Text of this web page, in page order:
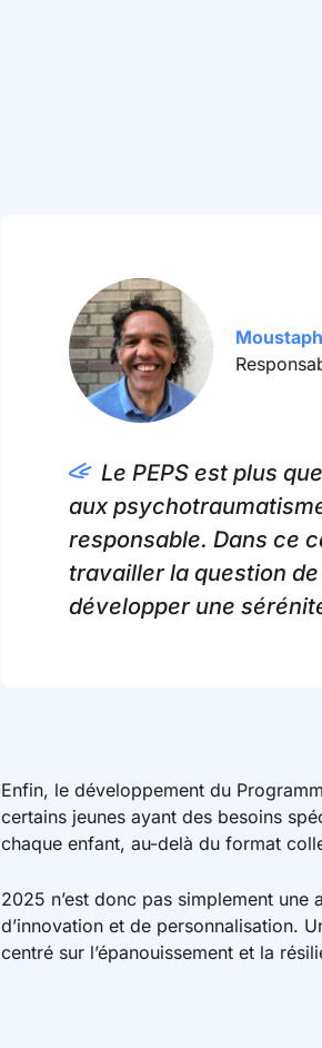
Le PEPS est plus
aux
responsable. Dans ce
travailler la question
développer une
Enfin, le développement du
certains jeunes ayant des besoins
chaque enfant, au-delà du format
2025 n’est donc pas simplement
d’innovation et de personnalisation.
centré sur l’épanouissement et la